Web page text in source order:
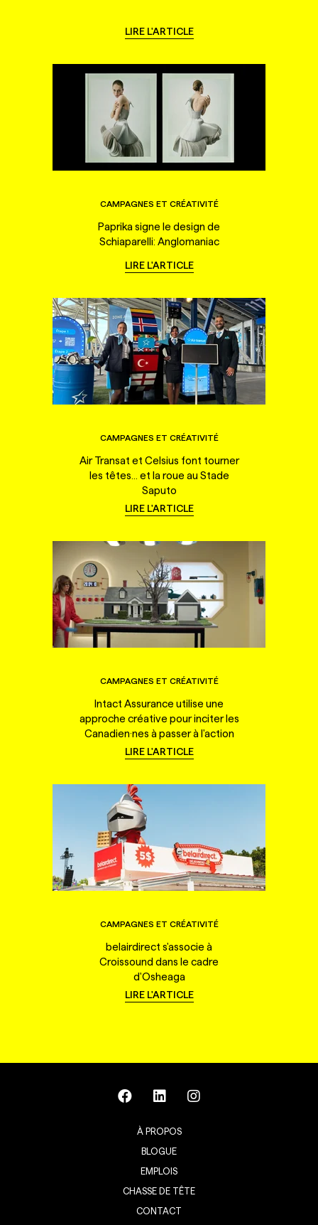
LIRE L'ARTICLE
CAMPAGNES ET CRÉATIVITÉ
Paprika signe le design de
Schiaparelli: Anglomaniac
LIRE L'ARTICLE
CAMPAGNES ET CRÉATIVITÉ
Air Transat et Celsius font tourner
les têtes... et la roue au Stade
Saputo
LIRE L'ARTICLE
CAMPAGNES ET CRÉATIVITÉ
Intact Assurance utilise une
approche créative pour inciter les
Canadien·nes à passer à l'action
LIRE L'ARTICLE
CAMPAGNES ET CRÉATIVITÉ
belairdirect s'associe à
Croissound dans le cadre
d'Osheaga
LIRE L'ARTICLE
À PROPOS
BLOGUE
EMPLOIS
CHASSE DE TÊTE
CONTACT